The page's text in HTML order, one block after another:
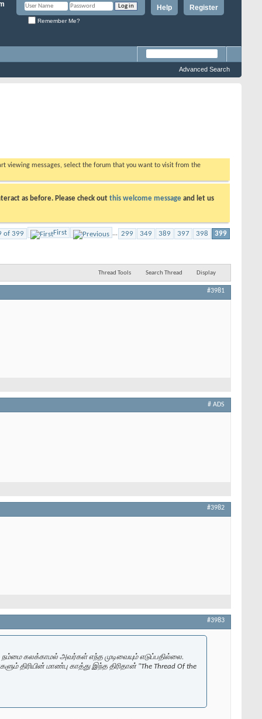
Register
Help
Remember Me?
Advanced Search
viewing messages, select the forum that you want to visit from the
as before. Please check out this welcome message and let us
of 399 First ... 299 349 389 397 398 399
Thread Tools Search Thread Display
#3981
# ADS
#3982
#3983
நம்மை கலக்காமல் அவர்கள் எந்த முடிவையும் எடுப்பதில்லை.
மாண்பு காத்து இந்த திரிதான் "The Thread Of the